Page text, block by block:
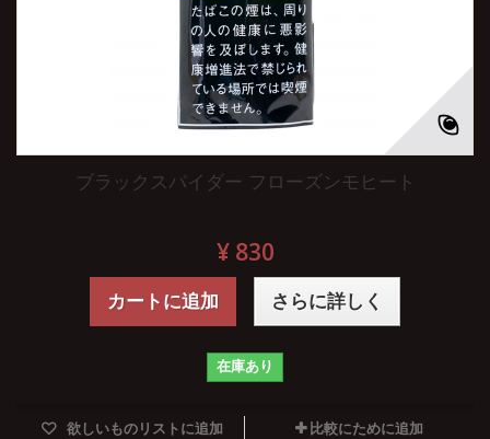
ブラックスパイダー フローズンモヒート
¥ 830
カートに追加 さらに詳しく
在庫あり
欲しいものリストに追加 比較にために追加